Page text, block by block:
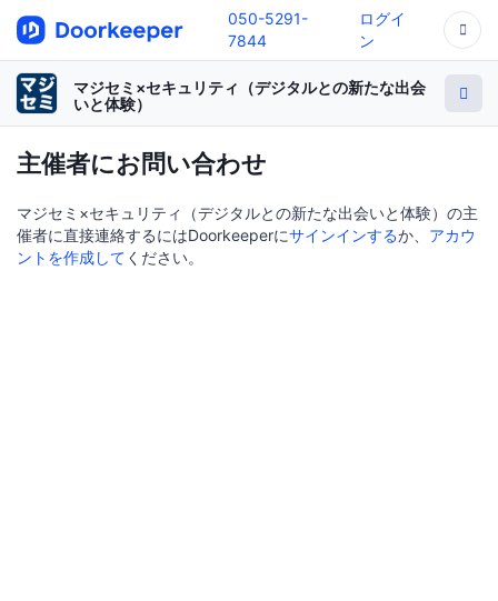
050-5291-
7844
ログイ
ン
マジセミ×セキュリティ（デジタルとの新たな出会
いと体験）
主催者にお問い合わせ
マジセミ×セキュリティ（デジタルとの新たな出会いと体験）の主
催者に直接連絡するにはDoorkeeperにサインインするか、 アカウ
ントを作成して ください。